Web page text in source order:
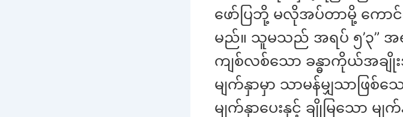
ဖော်ပြဘို့ မလိုအပ်တာမို့ ကောင်
မည်။ သူမသည် အရပ် ၅’၃” အရ
ကျစ်လစ်သော ခန္ဓာကိုယ်အချို
မျက်နှာမှာ သာမန်မျှသာဖြစ်
မျက်နှာပေးနှင့် ချိုမြသော မ